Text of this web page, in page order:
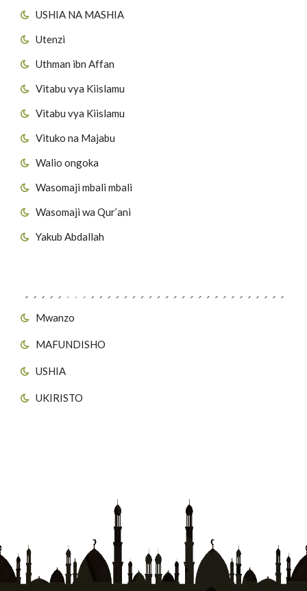
USHIA NA MASHIA
Utenzi
Uthman ibn Affan
Vitabu vya Kiislamu
Vitabu vya Kiislamu
Vituko na Majabu
Walio ongoka
Wasomaji mbali mbali
Wasomaji wa Qur’ani
Yakub Abdallah
Mwanzo
MAFUNDISHO
USHIA
UKIRISTO